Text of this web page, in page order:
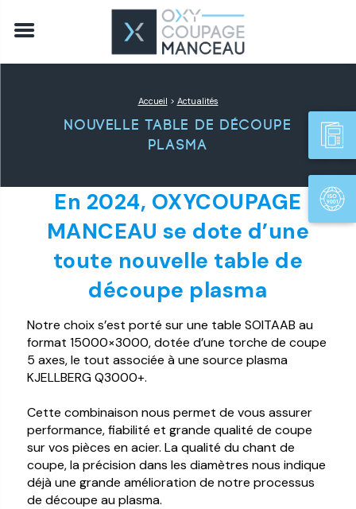
Accueil > Actualités
Nouvelle table de découpe
plasma
En 2024, OXYCOUPAGE
MANCEAU se dote d’une
toute nouvelle table de
découpe plasma
Notre choix s’est porté sur une table SOITAAB au
format 15000×3000, dotée d’une torche de coupe
5 axes, le tout associée à une source plasma
KJELLBERG Q3000+.
Cette combinaison nous permet de vous assurer
performance, fiabilité et grande qualité de coupe
sur vos pièces en acier. La qualité du chant de
coupe, la précision dans les diamètres nous indique
déjà une grande amélioration de notre processus
de découpe au plasma.